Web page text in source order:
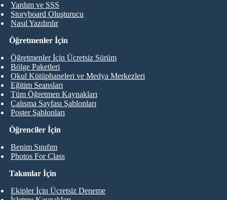
Yardım ve SSS
Storyboard Oluşturucu
Nasıl Yazdırılır
Öğrenciler İçin
Benim Sınıfım
Photos For Class
Öğretmenler İçin
Öğretmenler İçin Ücretsiz Sürüm
Bölge Paketleri
Okul Kütüphaneleri ve Medya Merkezleri
Eğitim Seansları
Tüm Öğretmen Kaynakları
Çalışma Sayfası Şablonları
Poster Şablonları
Takımlar İçin
Ekipler İçin Ücretsiz Deneme